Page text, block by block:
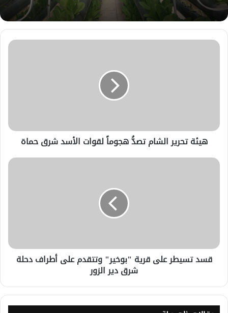
هيئة تحرير الشام تصدُّ هجوماً لقوات الأسد شرق حماة
قسد تسيطر على قرية "بوخير" وتتقدم على أطراف دحلة
شرق دير الزور